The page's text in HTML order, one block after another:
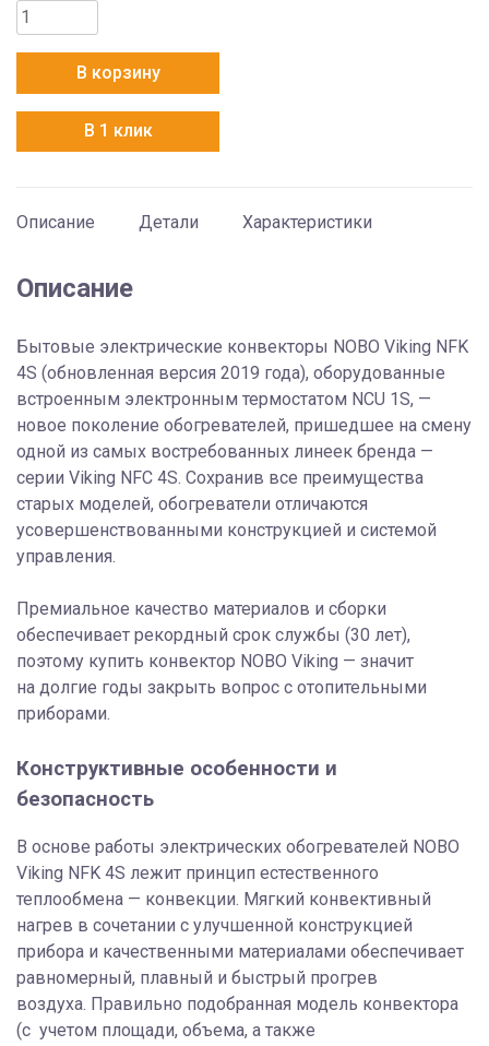
Количество
товара
Конвектор
Nobo
Viking
В корзину
В 1 клик
Описание Детали Характеристики
Описание
Бытовые электрические конвекторы NOBO Viking NFK
4S (обновленная версия 2019 года), оборудованные
встроенным электронным термостатом NCU 1S, —
новое поколение обогревателей, пришедшее на смену
одной из самых востребованных линеек бренда —
серии Viking NFC 4S. Сохранив все преимущества
старых моделей, обогреватели отличаются
усовершенствованными конструкцией и системой
управления.
Премиальное качество материалов и сборки
обеспечивает рекордный срок службы (30 лет),
поэтому купить конвектор NOBO Viking — значит
на долгие годы закрыть вопрос с отопительными
приборами.
Конструктивные особенности и
безопасность
В основе работы электрических обогревателей NOBO
Viking NFK 4S лежит принцип естественного
теплообмена — конвекции. Мягкий конвективный
нагрев в сочетании с улучшенной конструкцией
прибора и качественными материалами обеспечивает
равномерный, плавный и быстрый прогрев
воздуха. Правильно подобранная модель конвектора
(с учетом площади, объема, а также